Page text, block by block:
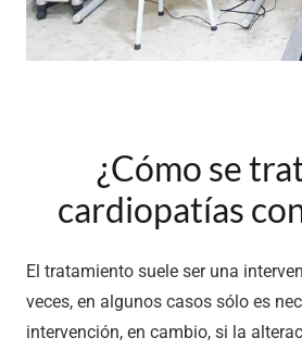
¿Cómo se
cardiopatías
El tratamiento suele ser una
veces, en algunos casos sólo es
intervención, en cambio, si la